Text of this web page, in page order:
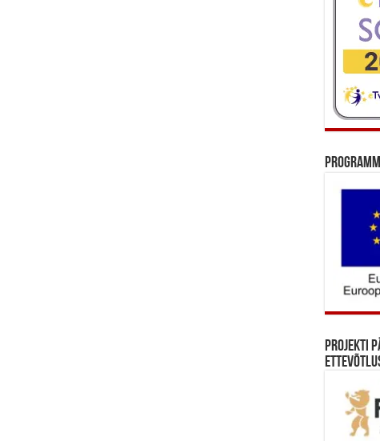
Projekti